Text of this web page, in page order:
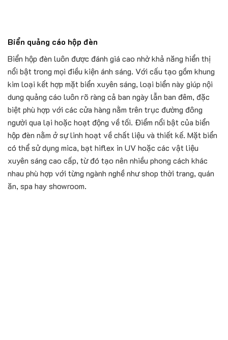
Biển quảng cáo hộp đèn
Biển hộp đèn luôn được đánh giá cao nhờ khả năng hiển thị
nổi bật trong mọi điều kiện ánh sáng. Với cấu tạo gồm khung
kim loại kết hợp mặt biển xuyên sáng, loại biển này giúp nội
dung quảng cáo luôn rõ ràng cả ban ngày lẫn ban đêm, đặc
biệt phù hợp với các cửa hàng nằm trên trục đường đông
người qua lại hoặc hoạt động về tối. Điểm nổi bật của biển
hộp đèn nằm ở sự linh hoạt về chất liệu và thiết kế. Mặt biển
có thể sử dụng mica, bạt hiflex in UV hoặc các vật liệu
xuyên sáng cao cấp, từ đó tạo nên nhiều phong cách khác
nhau phù hợp với từng ngành nghề như shop thời trang, quán
ăn, spa hay showroom.